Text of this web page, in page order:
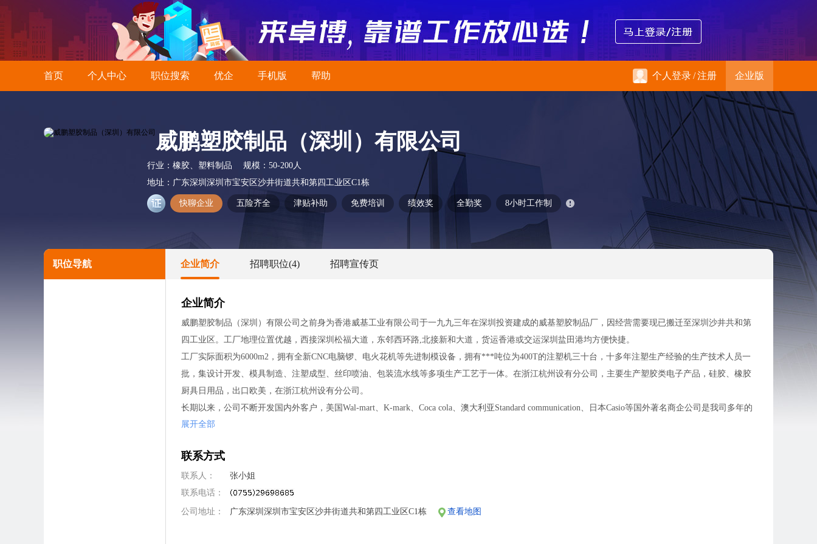
首页 个人中心 职位搜索 优企 手机版 帮助 个人登录/注册 企业版
威鹏塑胶制品（深圳）有限公司
行业： 橡胶、塑料制品 规模： 50-200人
地址： 广东深圳深圳市宝安区沙井街道共和第四工业区C1栋
快聊企业 五险齐全 津贴补助 免费培训 绩效奖 全勤奖 8小时工作制
职位导航 企业简介 招聘职位(4) 招聘宣传页
企业简介
威鹏塑胶制品（深圳）有限公司之前身为香港威基工业有限公司于一九九三年在深圳投资建成的威基塑胶制品厂，因经营需要现已搬迁至深圳沙井共和第
四工业区。工厂地理位置优越，西接深圳松福大道，东邻西环路,北接新和大道，货运香港或交运深圳盐田港均方便快捷。
工厂实际面积为6000m2，拥有全新CNC电脑锣、电火花机等先进制模设备，拥有***吨位为400T的注塑机三十台，十多年注塑生产经验的生产技术人员一
批，集设计开发、模具制造、注塑成型、丝印喷油、包装流水线等多项生产工艺于一体。在浙江杭州设有分公司，主要生产塑胶类电子产品，硅胶、橡胶
厨具日用品，出口欧美，在浙江杭州设有分公司。
长期以来，公司不断开发国内外客户，美国Wal-mart、K-mark、Coca cola、澳大利亚Standard communication、日本Casio等国外著名商企公司是我司多年的
合作伙伴。
二十多年来，公司禀承着“诚信务实、专业专心”的经营理念，为国内外新老客户提供最优质的服务，并期望能与更多的合作伙伴携手共创美好明天！
展开全部
联系方式
联系人：
张小姐
联系电话：
公司地址： 广东深圳深圳市宝安区沙井街道共和第四工业区C1栋 查看地图